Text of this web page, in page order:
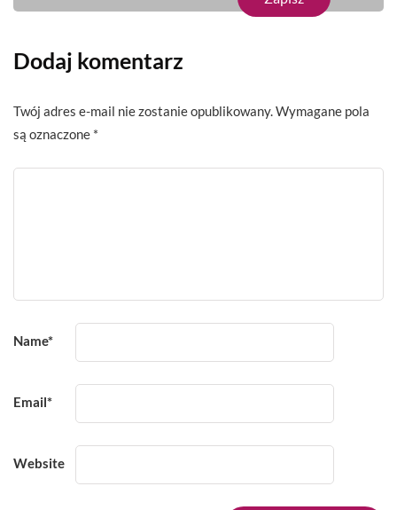
Dodaj komentarz
Twój adres e-mail nie zostanie opublikowany.Wymagane pola
są oznaczone *
Name*
Email*
Website